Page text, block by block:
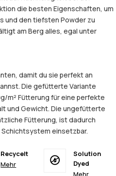
die besten Eigenschaften, um
und den tiefsten Powder zu
am Berg alles, egal unter
damit du sie perfekt an
Die gefütterte Variante
m² Fütterung für eine perfekte
und Gewicht. Die ungefütterte
Fütterung, ist dadurch
einsetzbar.
Recycelt
Mehr
Solution
Dyed
Mehr